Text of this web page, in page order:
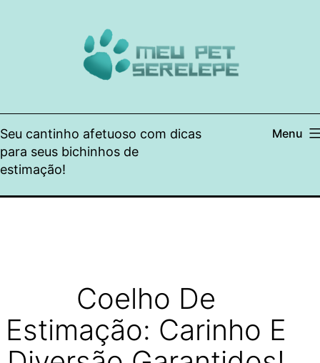
Seu cantinho afetuoso com dicas
para seus bichinhos de
estimação!
Menu
Coelho De
Estimação: Carinho E